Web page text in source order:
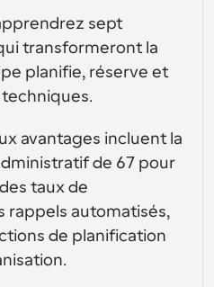
Télésanté
Marketing
Essayez Cal.ai maintenant !
OAuth
notre système ? Consultez la
votre site web
pour les réservations
sept
transformeront la
planifie, réserve et
avantages incluent la
de 67 pour
taux de
rappels automatisés,
de planification